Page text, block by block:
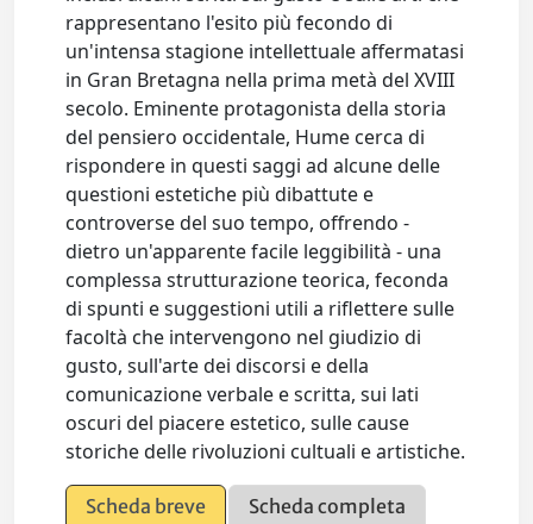
rappresentano l'esito più fecondo di
un'intensa stagione intellettuale affermatasi
in Gran Bretagna nella prima metà del XVIII
secolo. Eminente protagonista della storia
del pensiero occidentale, Hume cerca di
rispondere in questi saggi ad alcune delle
questioni estetiche più dibattute e
controverse del suo tempo, offrendo -
dietro un'apparente facile leggibilità - una
complessa strutturazione teorica, feconda
di spunti e suggestioni utili a riflettere sulle
facoltà che intervengono nel giudizio di
gusto, sull'arte dei discorsi e della
comunicazione verbale e scritta, sui lati
oscuri del piacere estetico, sulle cause
storiche delle rivoluzioni cultuali e artistiche.
Scheda breve
Scheda completa